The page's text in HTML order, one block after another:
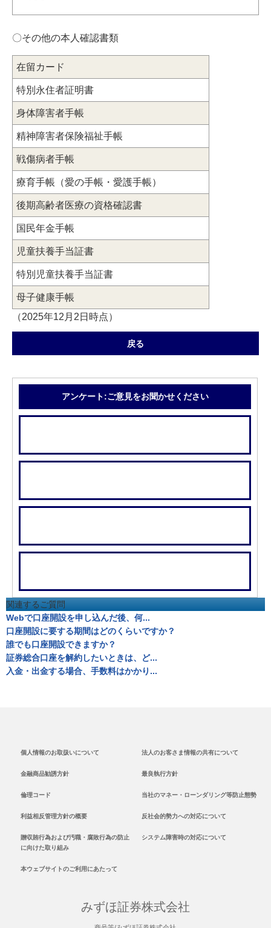
〇その他の本人確認書類
在留カード
特別永住者証明書
身体障害者手帳
精神障害者保険福祉手帳
戦傷病者手帳
療育手帳（愛の手帳・愛護手帳）
後期高齢者医療の資格確認書
国民年金手帳
児童扶養手当証書
特別児童扶養手当証書
母子健康手帳
（2025年12月2日時点）
戻る
アンケート:ご意見をお聞かせください
関連するご質問
Webで口座開設を申し込んだ後、何...
口座開設に要する期間はどのくらいですか？
誰でも口座開設できますか？
証券総合口座を解約したいときは、ど...
入金・出金する場合、手数料はかかり...
個人情報のお取扱いについて 法人のお客さま情報の共有について
金融商品勧誘方針 最良執行方針
倫理コード 当社のマネー・ローンダリング等防止態勢
利益相反管理方針の概要 反社会的勢力への対応について
贈収賄行為および汚職・腐敗行為の防止
に向けた取り組み
システム障害時の対応について
本ウェブサイトのご利用にあたって
みずほ証券株式会社